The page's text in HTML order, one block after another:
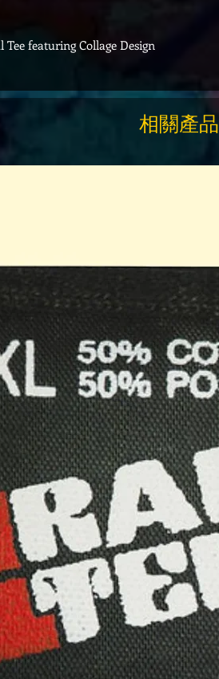
featuring Collage Design
相關產品